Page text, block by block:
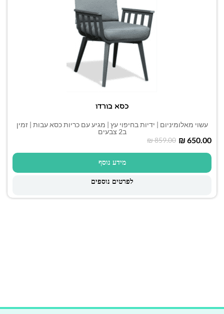
כסא בורדו
עשוי מאלומיניום | ידיות בחיפוי עץ | מגיע עם כריות כסא עבות | זמין
ב2 צבעים
₪859.00 ₪ 650.00
מידע נוסף
לפרטים נוספים